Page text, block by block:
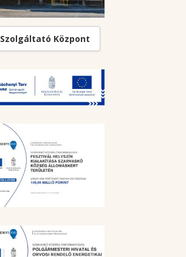
Szolgáltató Központ